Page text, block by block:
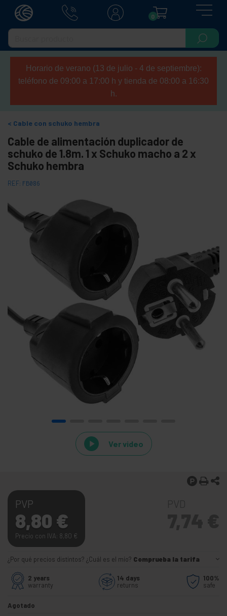
0
Horario de verano (13 de julio - 4 de septiembre):
teléfono de 09:00 a 17:00 h y tienda de 08:00 a 16:30
h.
Cable con schuko hembra
Cable de alimentación duplicador de
schuko de 1.8m. 1 x Schuko macho a 2 x
Schuko hembra
REF: FB086
Ver video
PVP
8,80 €
Precio con IVA: 8,80 €
¿Por qué precios distintos? ¿Cuál es el mío? Comprueba la tarifa
2 years
warranty
14 days
returns
100%
safe
Agotado